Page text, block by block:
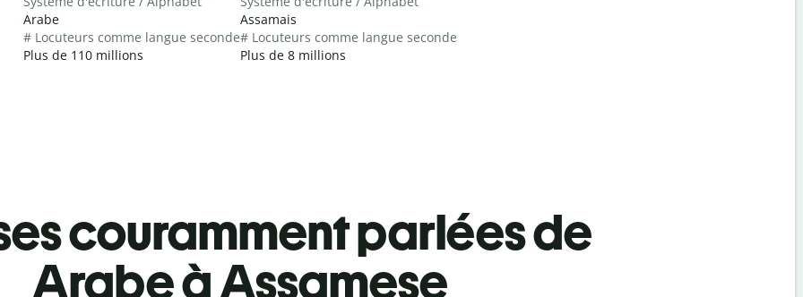
Arabe
# Locuteurs comme langue seconde
Plus de 110 millions
Assamais
# Locuteurs comme langue seconde
Plus de 8 millions
couramment parlées de
Arabe à Assamese